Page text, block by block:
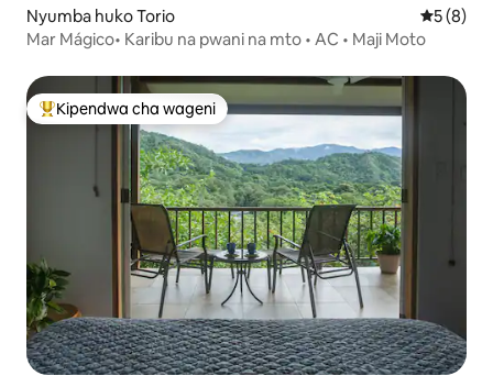
Nyumba huko Torio
5 (8)
Mar Mágico• Karibu na pwani na mto • AC • Maji Moto
Kipendwa maarufu cha wageni
Kipendwa cha wageni